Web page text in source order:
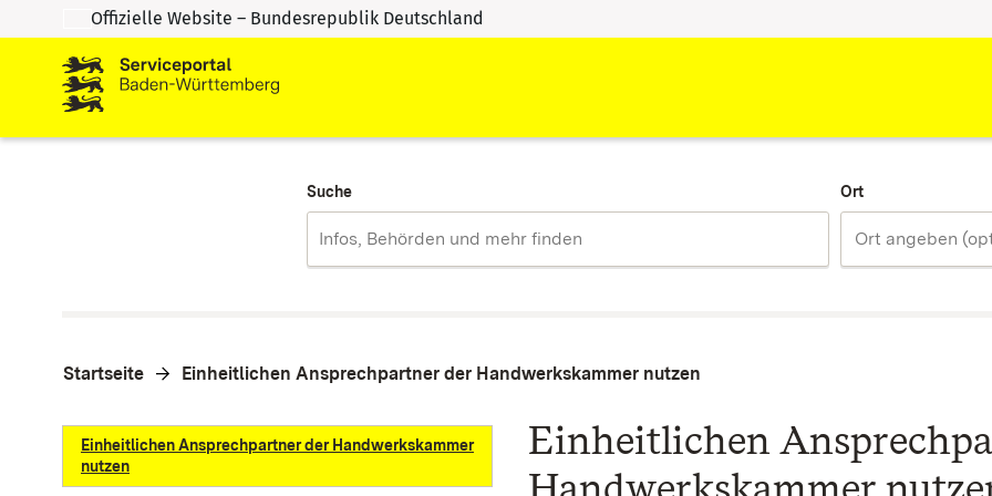
Zum Inhalt springen
Zur Suche springen
Offizielle Website – Bundesrepublik Deutschland
Suche Ort
Startseite Einheitlichen Ansprechpartner der Handwerkskammer nutzen
Einheitlichen Ansprechpartner der Handwerkskammer
nutzen
Einheitlichen